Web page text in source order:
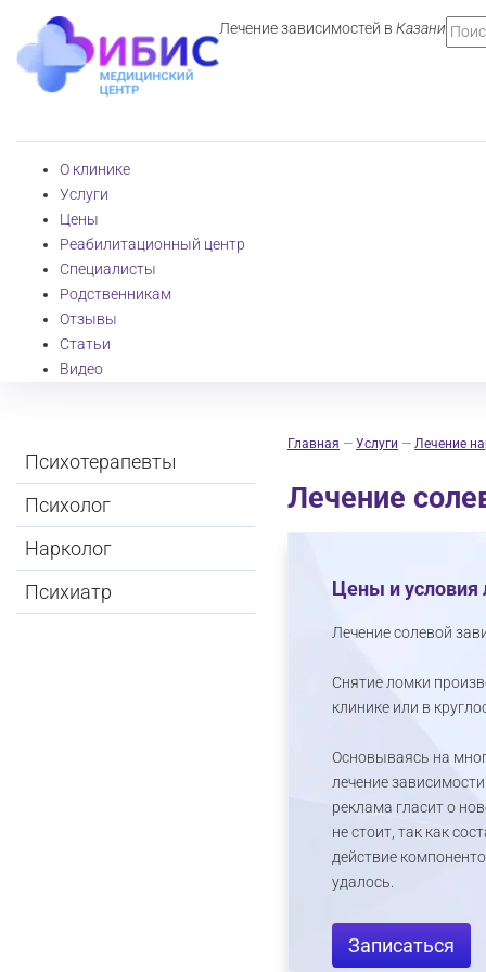
Лечение зависимостей в Казани
О клинике
Услуги
Цены
Реабилитационный центр
Специалисты
Родственникам
Отзывы
Статьи
Видео
Главная — Услуги — Лечение
Лечение
Цены и условия
Лечение солевой
Снятие ломки
клинике или в
Основываясь на
лечение
реклама гласит о
не стоит, так как
действие
удалось.
Записаться
Психотерапевты
Психолог
Нарколог
Психиатр